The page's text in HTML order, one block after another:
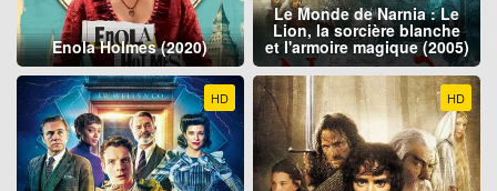
Enola Holmes (2020)
Le Monde de Narnia : Le
Lion, la sorcière blanche
et l'armoire magique (2005)
HD HD